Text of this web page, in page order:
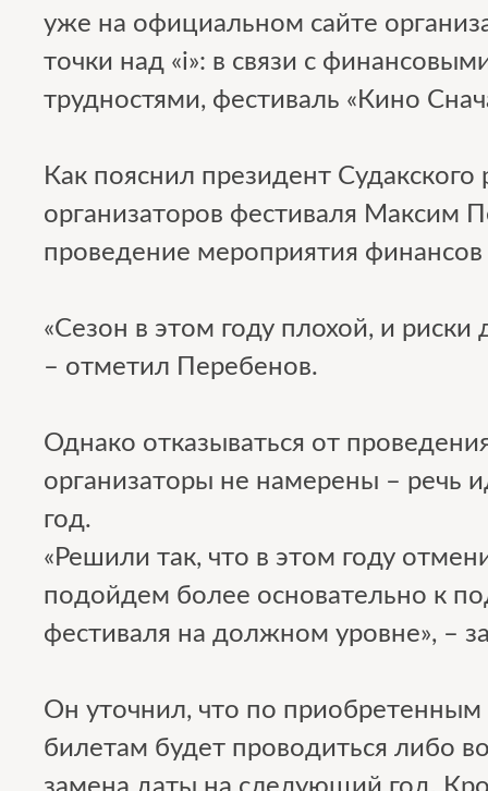
уже на официальном сайте
точки над «i»: в связи с
трудностями, фестиваль «Кино
Как пояснил президент
организаторов фестиваля Максим
проведение мероприятия финансов
«Сезон в этом году плохой, и риски
– отметил Перебенов.
Однако отказываться от
организаторы не намерены – речь
год.
«Решили так, что в этом году
подойдем более основательно к
фестиваля на должном уровне», –
Он уточнил, что по
билетам будет проводиться либо